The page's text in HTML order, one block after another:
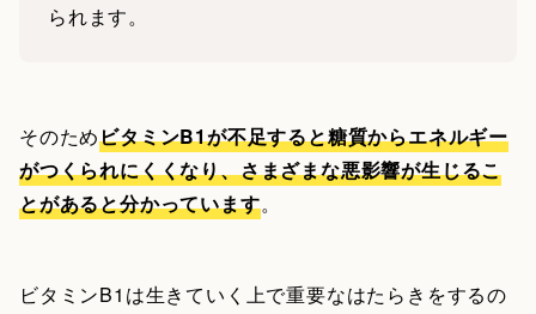
られます。
そのためビタミンB1が不足すると糖質からエネルギー
がつくられにくくなり、さまざまな悪影響が生じるこ
とがあると分かっています。
ビタミンB1は生きていく上で重要なはたらきをするの